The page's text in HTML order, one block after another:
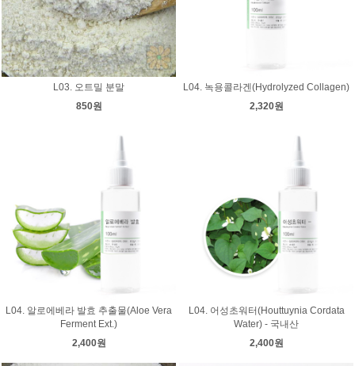
L03. 오트밀 분말
850원
L04. 녹용콜라겐(Hydrolyzed Collagen)
2,320원
L04. 알로에베라 발효 추출물(Aloe Vera
Ferment Ext.)
2,400원
L04. 어성초워터(Houttuynia Cordata
Water) - 국내산
2,400원